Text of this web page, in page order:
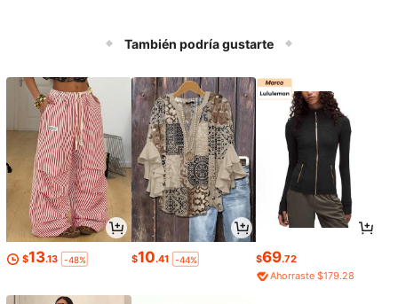
También podría gustarte
$13.13 -48% $10.41 -44% $69.72
Ahorraste $179.28